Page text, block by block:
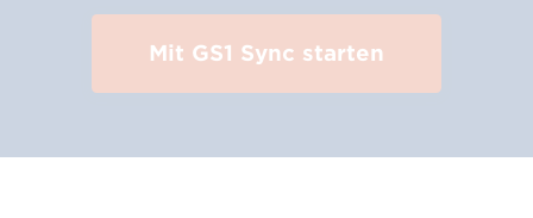
Mit GS1 Sync starten